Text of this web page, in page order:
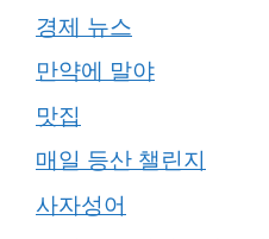
경제 뉴스
만약에 말야
맛집
매일 등산 챌린지
사자성어